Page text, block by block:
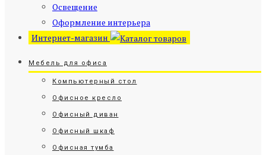
Освещение
Оформление интерьера
Интернет-магазин
Мебель для офиса
Компьютерный стол
Офисное кресло
Офисный диван
Офисный шкаф
Офисная тумба